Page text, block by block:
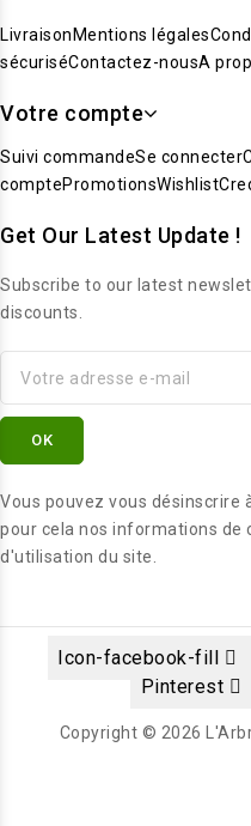
Livraison Mentions légales
sécuriséContactez-nousA
Votre compte
Suivi commandeSe connecter
comptePromotionsWishlist
Get Our Latest Update !
Subscribe to our latest
discounts.
Vous pouvez vous
pour cela nos informations de
d'utilisation du site.
Icon-facebook-fill
Pinterest
Copyright © 2026